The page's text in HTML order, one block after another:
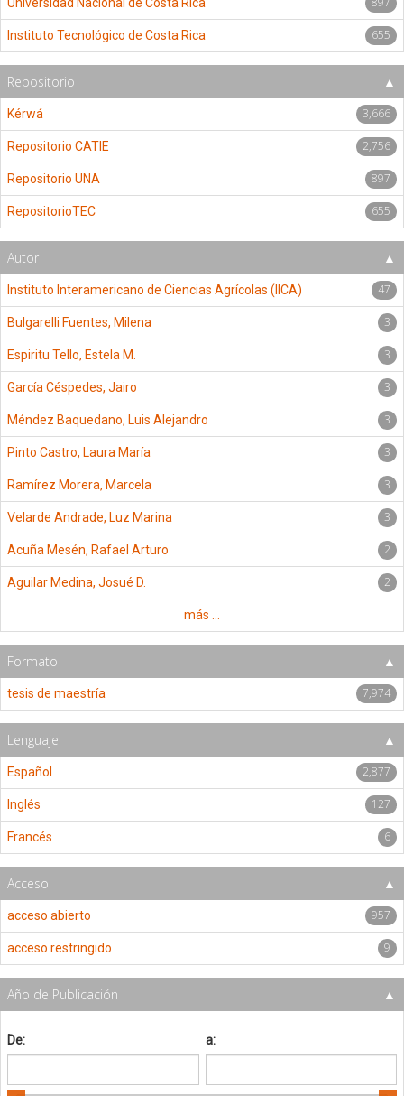
Instituto Tecnológico de Costa Rica 655
Repositorio
Kérwá 3,666
Repositorio CATIE 2,756
Repositorio UNA 897
RepositorioTEC 655
Autor
Instituto Interamericano de Ciencias Agrícolas (IICA) 47
Bulgarelli Fuentes, Milena 3
Espiritu Tello, Estela M. 3
García Céspedes, Jairo 3
Méndez Baquedano, Luis Alejandro 3
Pinto Castro, Laura María 3
Ramírez Morera, Marcela 3
Velarde Andrade, Luz Marina 3
Acuña Mesén, Rafael Arturo 2
Aguilar Medina, Josué D. 2
más ...
Formato
tesis de maestría 7,974
Lenguaje
Español 2,877
Inglés 127
Francés 6
Acceso
acceso abierto 957
acceso restringido 9
Año de Publicación
De: a: